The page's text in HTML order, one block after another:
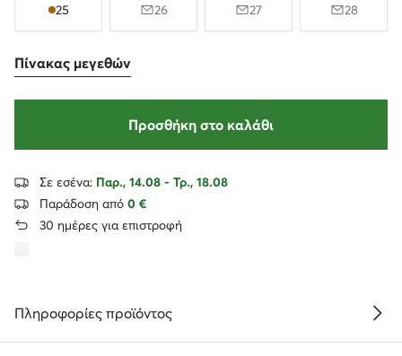
25 26 27 28
Πίνακας μεγεθών
Προσθήκη στο καλάθι
Σε εσένα: Παρ., 14.08 - Τρ., 18.08
Παράδοση από 0 €
30 ημέρες για επιστροφή
Πληροφορίες προϊόντος